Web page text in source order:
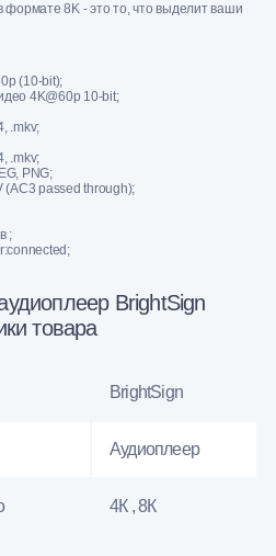
формате 8K - это то, что выделит ваши
(10-bit);
4K@60p 10-bit;
.mkv;
.mkv;
PNG;
(AC3 passed through);
;
BrightSign
товара
BrightSign
Аудиоплеер
4К , 8К